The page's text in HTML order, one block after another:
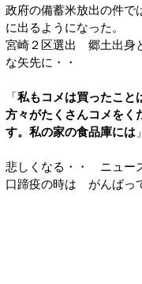
政府の備蓄米放出の件で
に出るようになった。
宮崎２区選出 郷土出身
な矢先に・・
「 私もコメは買ったこと
方々がたくさんコメをく
す。私の家の食品庫には
悲しくなる・・ ニュー
口蹄疫の時は がんばっ